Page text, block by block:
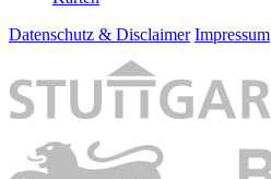
Datenschutz & Disclaimer Impressum